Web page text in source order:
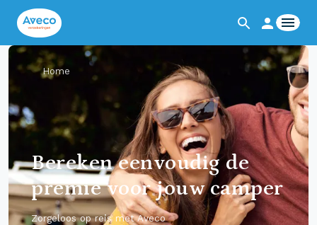
Home
Bereken eenvoudig de
premie voor jouw camper
Zorgeloos op reis met Aveco